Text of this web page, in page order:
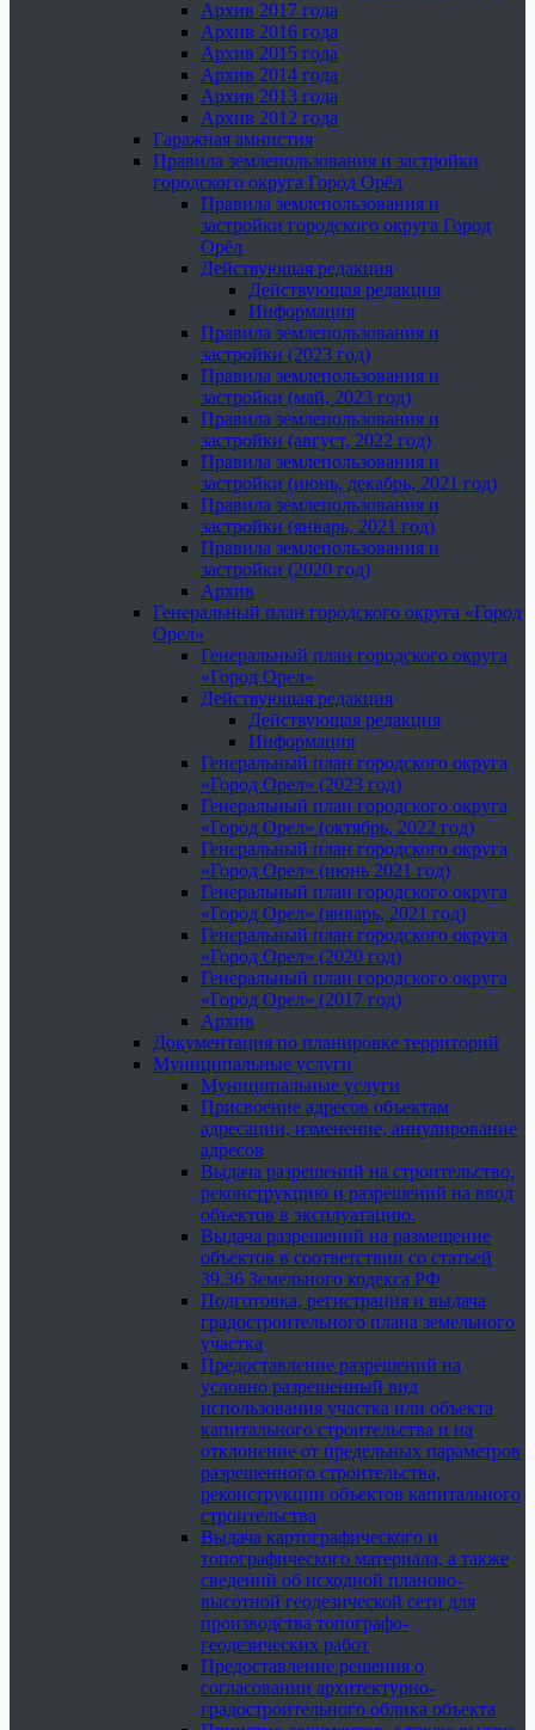
Архив 2017 года
Архив 2016 года
Архив 2015 года
Архив 2014 года
Архив 2013 года
Архив 2012 года
Гаражная амнистия
Правила землепользования и застройки
городского округа Город Орёл
Правила землепользования и
застройки городского округа Город
Орёл
Действующая редакция
Действующая редакция
Информация
Правила землепользования и
застройки (2023 год)
Правила землепользования и
застройки (май, 2023 год)
Правила землепользования и
застройки (август, 2022 год)
Правила землепользования и
застройки (июнь, декабрь, 2021 год)
Правила землепользования и
застройки (январь, 2021 год)
Правила землепользования и
застройки (2020 год)
Архив
Генеральный план городского округа «Город
Орел»
Генеральный план городского округа
«Город Орел»
Действующая редакция
Действующая редакция
Информация
Генеральный план городского округа
«Город Орел» (2023 год)
Генеральный план городского округа
«Город Орел» (октябрь, 2022 год)
Генеральный план городского округа
«Город Орел» (июнь 2021 год)
Генеральный план городского округа
«Город Орел» (январь, 2021 год)
Генеральный план городского округа
«Город Орел» (2020 год)
Генеральный план городского округа
«Город Орел» (2017 год)
Архив
Документация по планировке территорий
Муниципальные услуги
Муниципальные услуги
Присвоение адресов объектам
адресации, изменение, аннулирование
адресов
Выдача разрешений на строительство,
реконструкцию и разрешений на ввод
объектов в эксплуатацию.
Выдача разрешений на размещение
объектов в соответствии со статьей
39.36 Земельного кодекса РФ
Подготовка, регистрация и выдача
градостроительного плана земельного
участка
Предоставление разрешений на
условно разрешенный вид
использования участка или объекта
капитального строительства и на
отклонение от предельных параметров
разрешенного строительства,
реконструкции объектов капитального
строительства
Выдача картографического и
топографического материала, а также
сведений об исходной планово-
высотной геодезической сети для
производства топографо-
геодезических работ
Предоставление решения о
согласовании архитектурно-
градостроительного облика объекта